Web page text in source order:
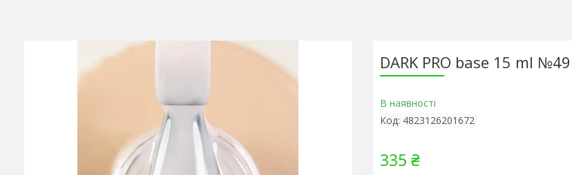
DARK PRO base 15 ml №49
В наявності
Код: 4823126201672
335 ₴